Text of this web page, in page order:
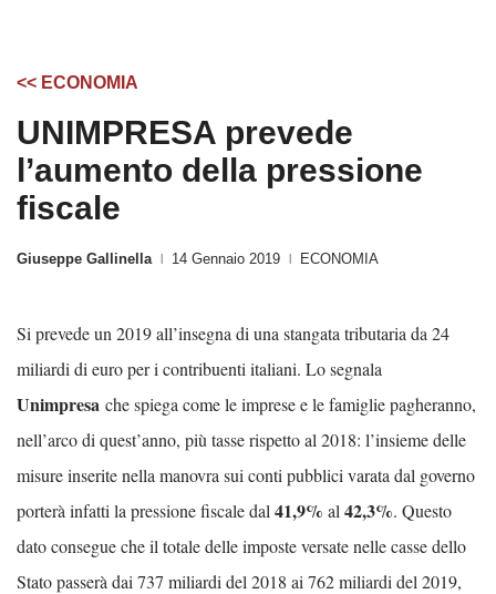
<< ECONOMIA
UNIMPRESA prevede
l’aumento della pressione
fiscale
Giuseppe Gallinella 14 Gennaio 2019 ECONOMIA
Si prevede un 2019 all’insegna di una stangata tributaria da 24
miliardi di euro per i contribuenti italiani. Lo segnala
Unimpresa che spiega come le imprese e le famiglie pagheranno,
nell’arco di quest’anno, più tasse rispetto al 2018: l’insieme delle
misure inserite nella manovra sui conti pubblici varata dal governo
porterà infatti la pressione fiscale dal 41,9% al 42,3%. Questo
dato consegue che il totale delle imposte versate nelle casse dello
Stato passerà dai 737 miliardi del 2018 ai 762 miliardi del 2019,